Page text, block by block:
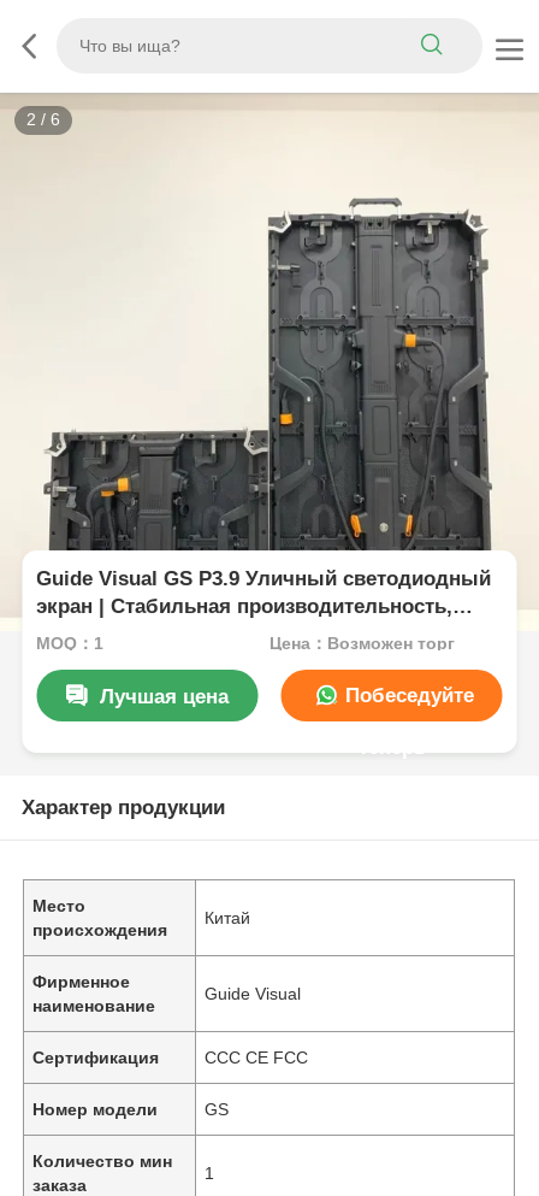
2 / 6
Guide Visual GS P3.9 Уличный светодиодный
экран | Стабильная производительность,
высокая яркость, отображение событий
MOQ：1 Цена：Возможен торг
Лучшая цена Побеседуйте
Характер продукции
Место
происхождения
Китай
Фирменное
наименование
Guide Visual
Сертификация CCC CE FCC
Номер модели GS
Количество мин
заказа
1